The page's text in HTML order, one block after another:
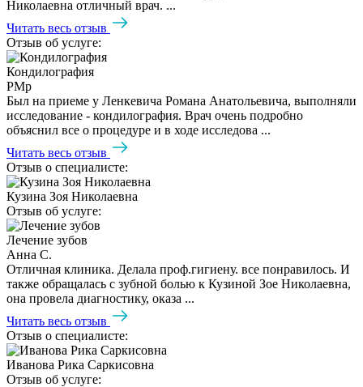
Николаевна отличный врач. ...
Читать весь отзыв
Отзыв об услуге:
Кондилография
PMp
Был на приеме у Ленкевича Романа Анатольевича, выполняли
исследование - кондилография. Врач очень подробно
объяснил все о процедуре и в ходе исследова ...
Читать весь отзыв
Отзыв о специалисте:
Кузина Зоя Николаевна
Отзыв об услуге:
Лечение зубов
Анна С.
Отличная клиника. Делала проф.гигиену. все понравилось. И
также обращалась с зубной болью к Кузиной Зое Николаевна,
она провела диагностику, оказа ...
Читать весь отзыв
Отзыв о специалисте:
Иванова Рика Саркисовна
Отзыв об услуге: